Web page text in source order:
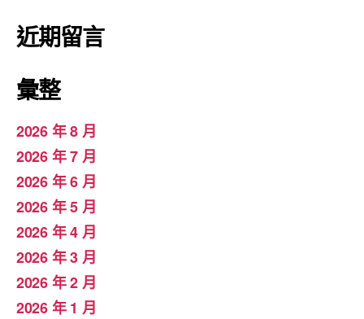
近期留言
彙整
2026 年 8 月
2026 年 7 月
2026 年 6 月
2026 年 5 月
2026 年 4 月
2026 年 3 月
2026 年 2 月
2026 年 1 月